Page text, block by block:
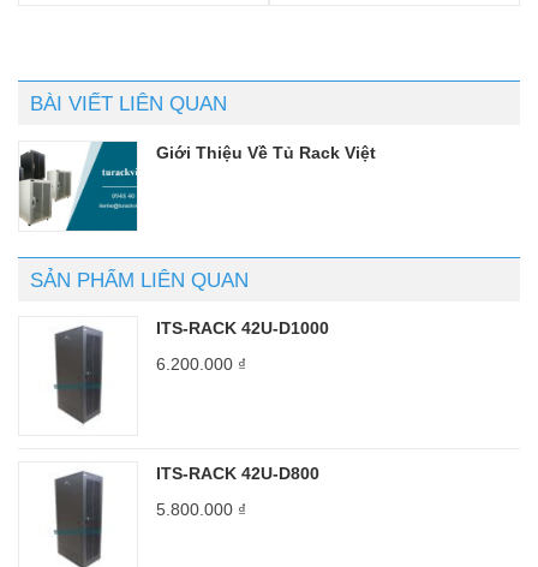
BÀI VIẾT LIÊN QUAN
Giới Thiệu Về Tủ Rack Việt
SẢN PHẨM LIÊN QUAN
ITS-RACK 42U-D1000
6.200.000 ₫
ITS-RACK 42U-D800
5.800.000 ₫